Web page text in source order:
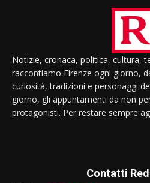
Notizie, cronaca, politica, cultura,
raccontiamo Firenze ogni giorno,
curiosità, tradizioni e personaggi
giorno, gli appuntamenti da non
protagonisti. Per restare sempre
Contatti